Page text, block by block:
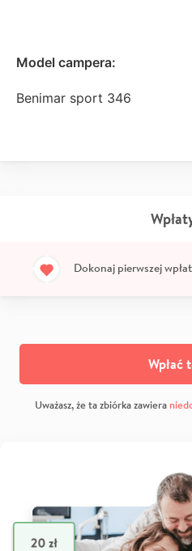
Model campera:
Benimar sport 346
Dokonaj pierwszej
Wpłać
Uważasz, że ta zbiórka zawiera